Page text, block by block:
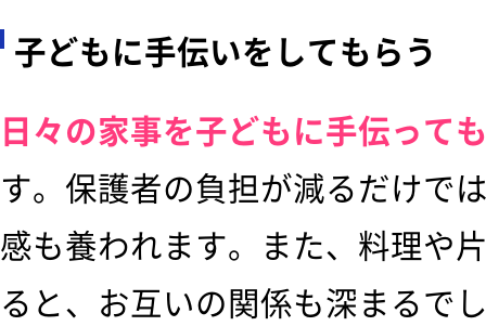
子どもに手伝いをしてもらう
日々の家事を子どもに手伝って
す。保護者の負担が減るだけで
感も養われます。また、料理や
ると、お互いの関係も深まるで